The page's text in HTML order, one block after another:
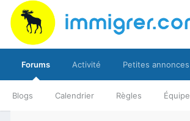
Forums
Blogs Calendrier Règles Équipe
Activité Petites annonces